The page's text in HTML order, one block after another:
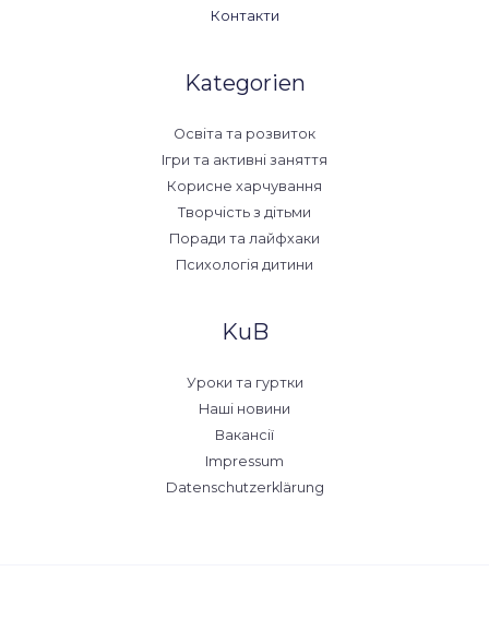
Контакти
Kategorien
Освіта та розвиток
Ігри та активні заняття
Корисне харчування
Творчість з дітьми
Поради та лайфхаки
Психологія дитини
KuB
Уроки та гуртки
Наші новини
Вакансії
Impressum
Datenschutzerklärung